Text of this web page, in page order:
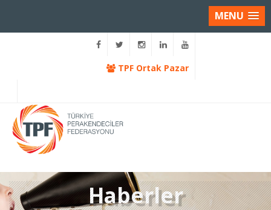
MENU
TPF Ortak Pazar
Haberler